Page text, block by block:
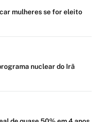
mulheres se for eleito
nuclear do Irã